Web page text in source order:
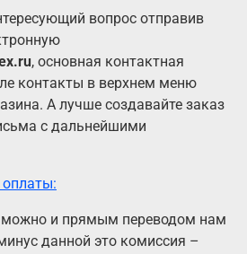
вопрос отправив
, основная контактная
контакты в верхнем меню
А лучше создавайте заказ
с дальнейшими
можно и прямым переводом нам
данной это комиссия –